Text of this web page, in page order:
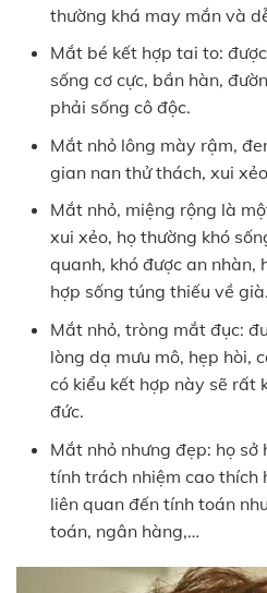
thường khá may mắn và
Mắt bé kết hợp tai to:
sống cơ cực, bần hàn,
phải sống cô độc.
Mắt nhỏ lông mày rậm,
gian nan thử thách, xui
Mắt nhỏ, miệng rộng là
xui xẻo, họ thường khó
quanh, khó được an nhàn,
hợp sống túng thiếu về già.
Mắt nhỏ, tròng mắt đục:
lòng dạ mưu mô, hẹp hòi,
có kiểu kết hợp này sẽ rất
đức.
Mắt nhỏ nhưng đẹp: họ
tính trách nhiệm cao thích
liên quan đến tính toán
toán, ngân hàng,…